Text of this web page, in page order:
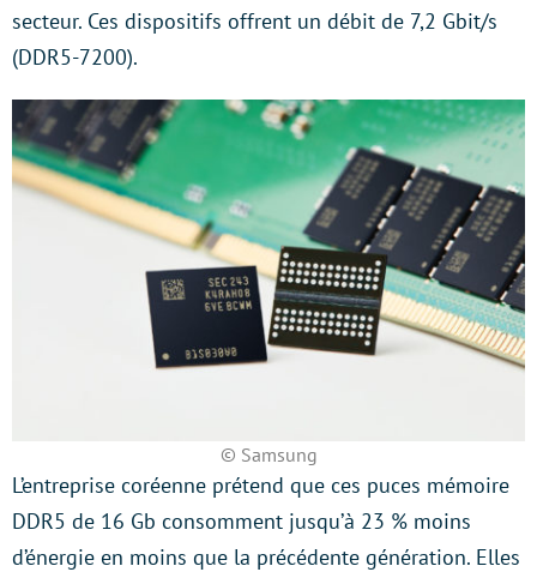
secteur. Ces dispositifs offrent un débit de 7,2 Gbit/s
(DDR5-7200).
© Samsung
L’entreprise coréenne prétend que ces puces mémoire
DDR5 de 16 Gb consomment jusqu’à 23 % moins
d’énergie en moins que la précédente génération. Elles